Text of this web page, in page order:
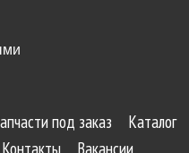
под заказ
Каталог
Контакты Вакансии